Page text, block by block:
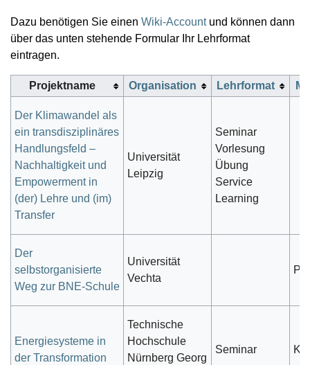
Dazu benötigen Sie einen Wiki-Accountund können dann
über das unten stehende Formular Ihr Lehrformat
eintragen.
Projektname Organisation Lehrformat
Der Klimawandel als
ein transdisziplinäres
Handlungsfeld –
Nachhaltigkeit und
Empowerment in
(der) Lehre und (im)
Transfer
Universität
Leipzig
Seminar
Vorlesung
Übung
Service
Learning
Der
selbstorganisierte
Weg zur BNE-Schule
Universität
Vechta
Energiesysteme in
der Transformation
Technische
Hochschule
Nürnberg Georg
Seminar